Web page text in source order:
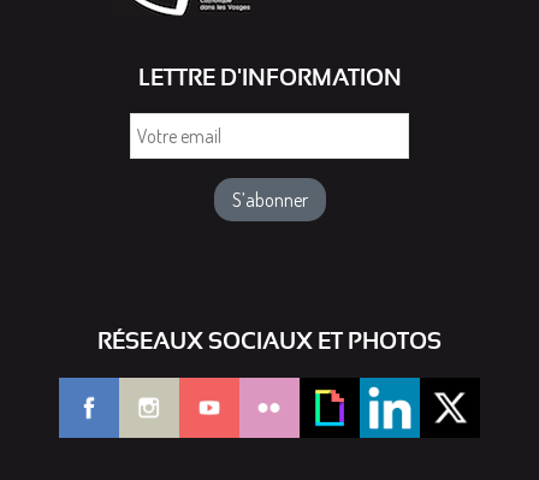
LETTRE D'INFORMATION
RÉSEAUX SOCIAUX ET PHOTOS